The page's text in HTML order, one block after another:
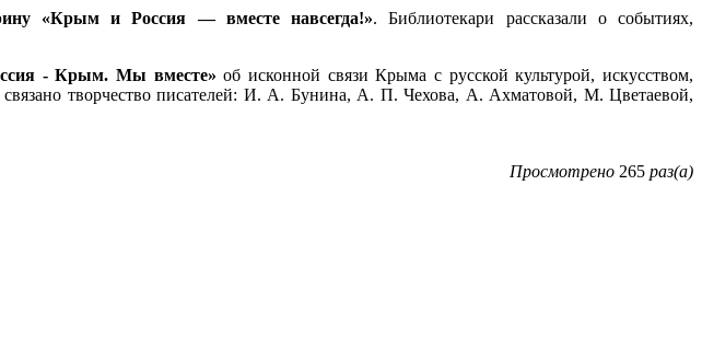
«Крым и Россия — вместе навсегда!». Библиотекари рассказали о событиях,
- Крым. Мы вместе» об исконной связи Крыма с русской культурой, искусством,
связано творчество писателей: И. А. Бунина, А. П. Чехова, А. Ахматовой, М. Цветаевой,
Просмотрено 265 раз(а)